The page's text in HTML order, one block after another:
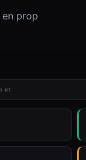
prop
#1